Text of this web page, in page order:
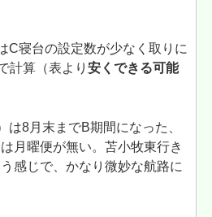
C寝台の設定数が少なく取りに
計算（表より安くできる可能
は8月末までB期間になった、
月曜便が無い。苫小牧東行き
感じで、かなり微妙な航路に